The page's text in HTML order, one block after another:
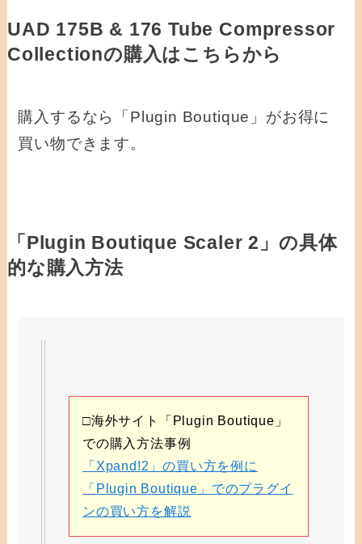
UAD 175B & 176 Tube Compressor
Collectionの購入はこちらから
購入するなら「Plugin Boutique」がお得に
買い物できます。
「Plugin Boutique Scaler 2」の具体
的な購入方法
□海外サイト「Plugin Boutique」
での購入方法事例
「Xpand!2」の買い方を例に
「Plugin Boutique」でのプラグイ
ンの買い方を解説